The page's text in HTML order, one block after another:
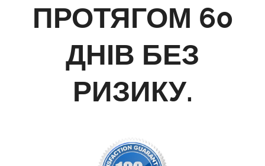
ПРОТЯГОМ 60
ДНІВ БЕЗ
РИЗИКУ.